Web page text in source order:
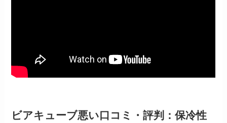
ビアキューブ悪い口コミ・評判：保冷性